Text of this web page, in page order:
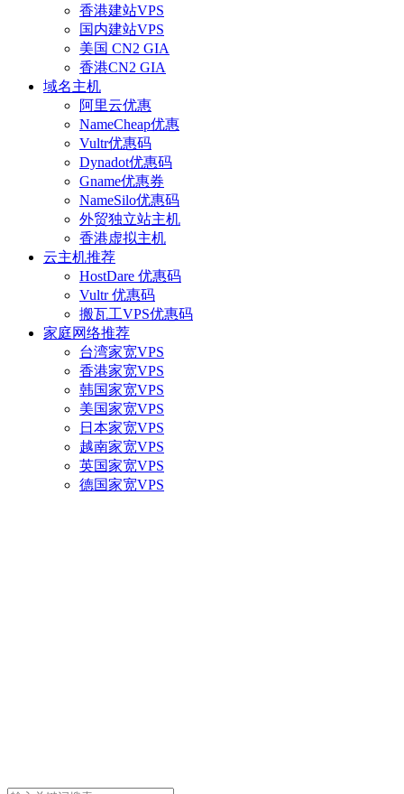
香港建站VPS
国内建站VPS
美国 CN2 GIA
香港CN2 GIA
域名主机
阿里云优惠
NameCheap优惠
Vultr优惠码
Dynadot优惠码
Gname优惠券
NameSilo优惠码
外贸独立站主机
香港虚拟主机
云主机推荐
HostDare 优惠码
Vultr 优惠码
搬瓦工VPS优惠码
家庭网络推荐
台湾家宽VPS
香港家宽VPS
韩国家宽VPS
美国家宽VPS
日本家宽VPS
越南家宽VPS
英国家宽VPS
德国家宽VPS